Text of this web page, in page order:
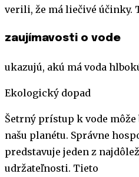
verili, že má liečivé účinky.
zaujímavosti o vode
ukazujú, akú má voda
Ekologický dopad
Šetrný prístup k vode
našu planétu. Správne
predstavuje jeden z
udržateľnosti. Tieto